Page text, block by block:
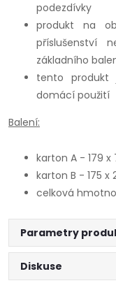
podezdívky
produkt na
příslušenství
základního
tento produkt
domácí použití
Balení:
karton A - 179 x
karton B - 175 x
celková
Parametry
Diskuse